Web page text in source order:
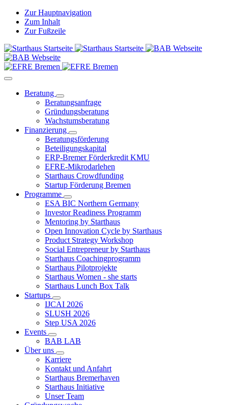
Zur Hauptnavigation
Zum Inhalt
Zur Fußzeile
Beratung
Beratungsanfrage
Gründungsberatung
Wachstumsberatung
Finanzierung
Beratungsförderung
Beteiligungskapital
ERP-Bremer Förderkredit KMU
EFRE-Mikrodarlehen
Starthaus Crowdfunding
Startup Förderung Bremen
Programme
ESA BIC Northern Germany
Investor Readiness Programm
Mentoring by Starthaus
Open Innovation Cycle by Starthaus
Product Strategy Workshop
Social Entrepreneur by Starthaus
Starthaus Coachingprogramm
Starthaus Pilotprojekte
Starthaus Women - she starts
Starthaus Lunch Box Talk
Startups
IJCAI 2026
SLUSH 2026
Step USA 2026
Events
BAB LAB
Über uns
Karriere
Kontakt und Anfahrt
Starthaus Bremerhaven
Starthaus Initiative
Unser Team